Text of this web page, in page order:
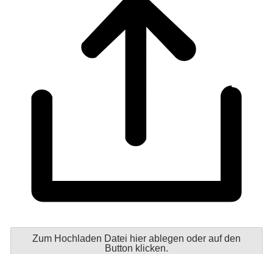
Zum Hochladen Datei hier ablegen oder auf den
Button klicken.